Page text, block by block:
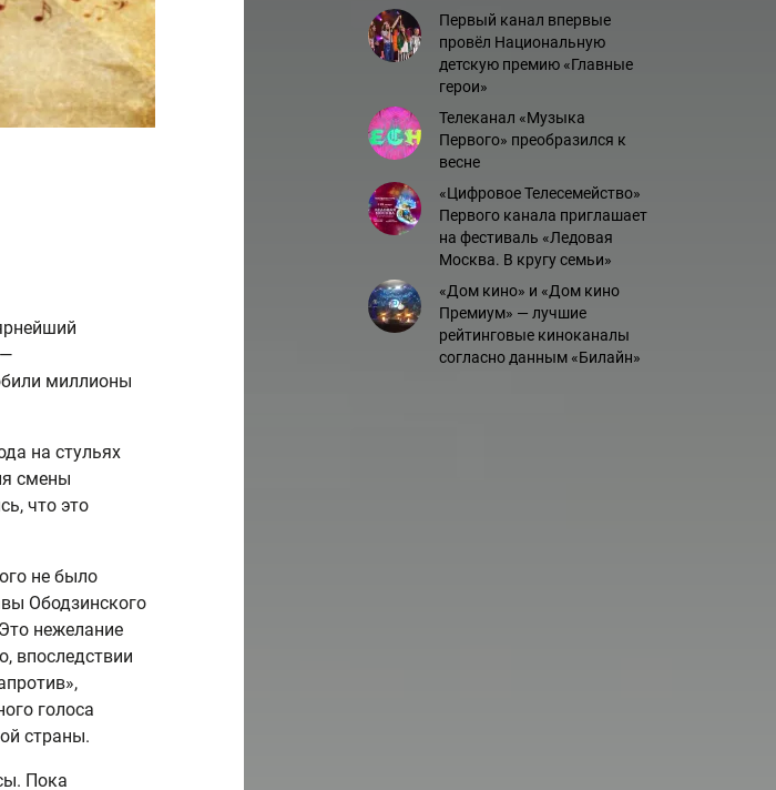
миллионы
на стульях
смены
что это
не было
Ободзинского
нежелание
впоследствии
голоса
страны.
Пока
Первый канал впервые
провёл Национальную
детскую премию «Главные
герои»
Телеканал «Музыка
Первого» преобразился к
весне
«Цифровое Телесемейство»
Первого канала приглашает
на фестиваль «Ледовая
Москва. В кругу семьи»
«Дом кино» и «Дом кино
Премиум» — лучшие
рейтинговые киноканалы
согласно данным «Билайн»